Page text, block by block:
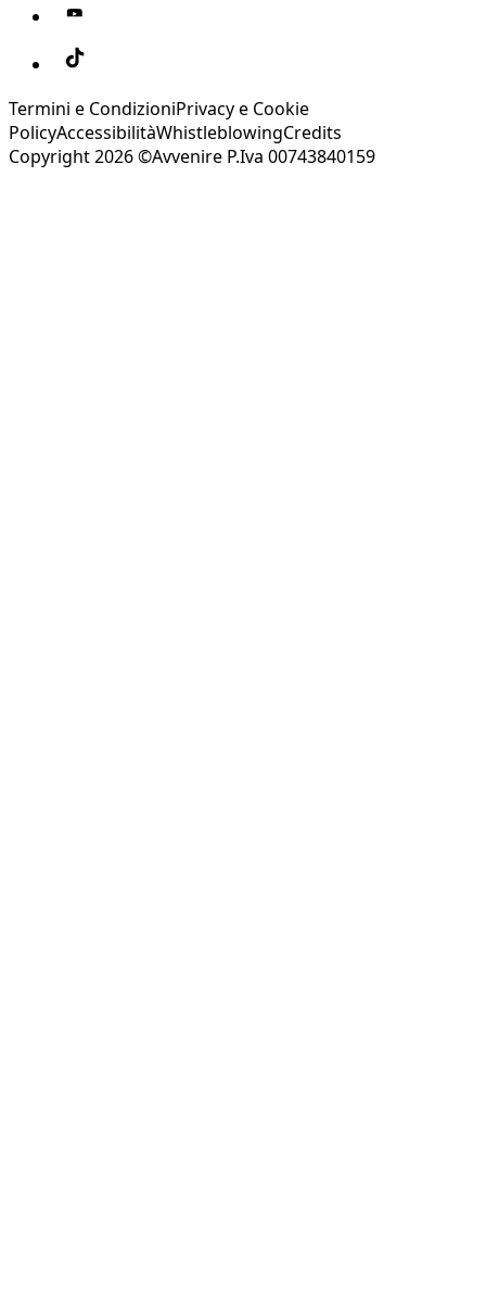
Termini e CondizioniPrivacy e Cookie
PolicyAccessibilitàWhistleblowingCredits
Copyright 2026 ©Avvenire P.Iva 00743840159